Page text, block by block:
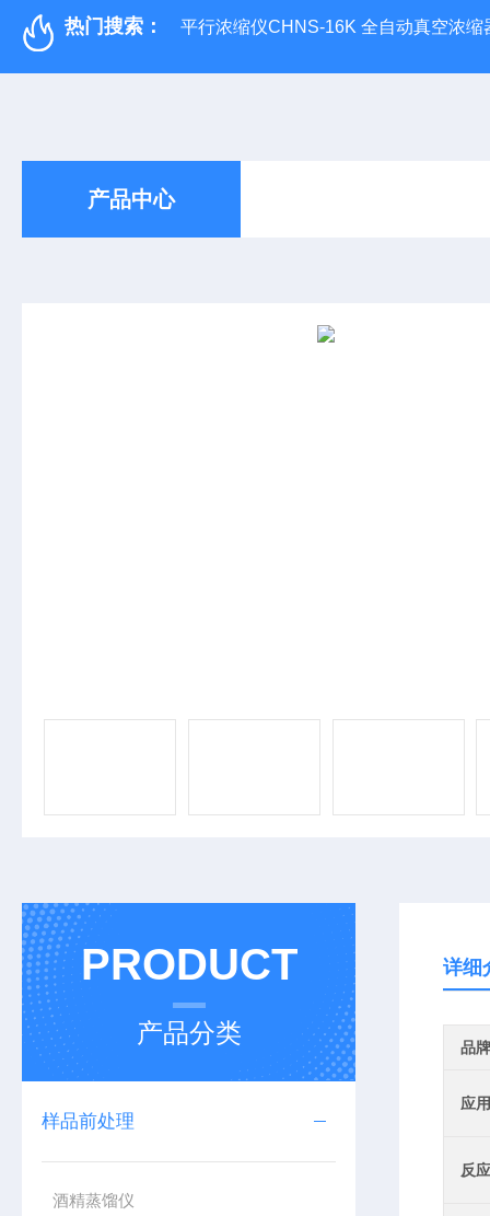
热门搜索： 平行浓缩仪CHNS-16K 全自动真空浓缩
产品中心
PRODUCT
产品分类
样品前处理
酒精蒸馏仪
详细
品牌
应
反